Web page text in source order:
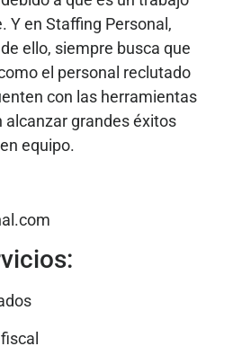
Y en Staffing Personal,
ello, siempre busca que
el personal reclutado
con las herramientas
alcanzar grandes éxitos
equipo.